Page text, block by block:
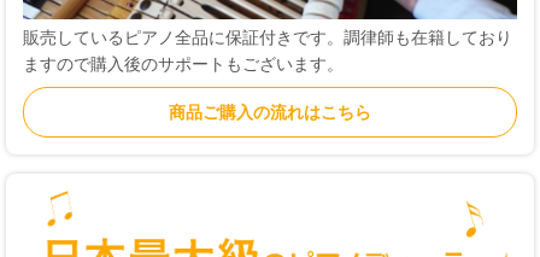
販売しているピアノ全品に保証付きです。調律師も在籍しており
ますので購入後のサポートもございます。
商品ご購入の流れはこちら